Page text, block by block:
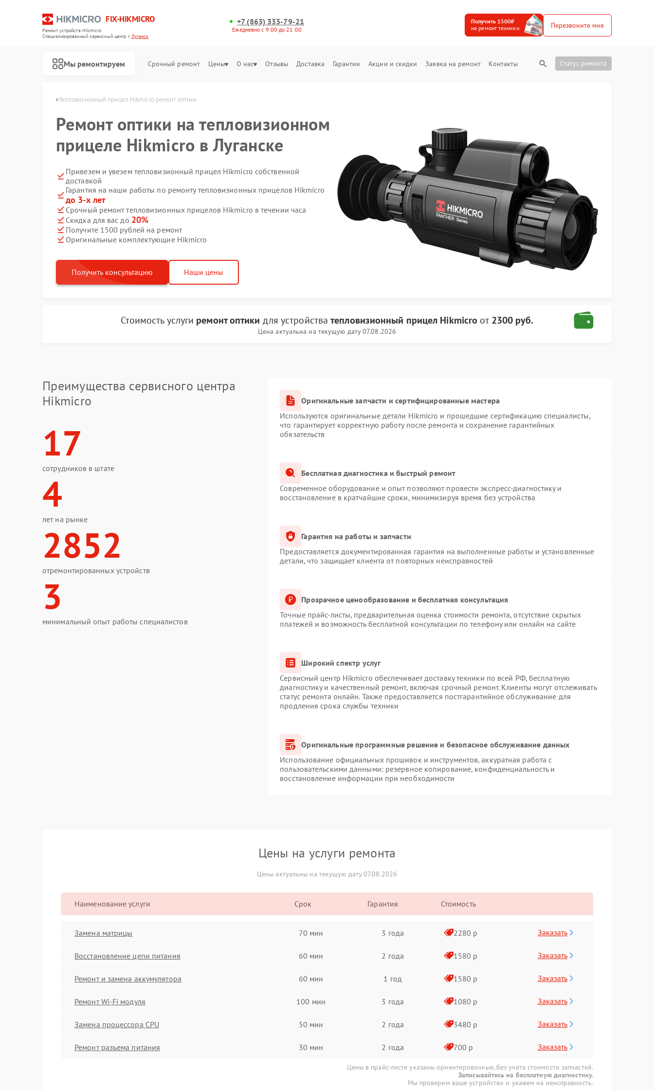
FIX-HIKMICRO
Ремонт устройств Hikmicro
Специализированный cервисный центр г.Луганск
+7 (863) 333-79-21
Ежедневно с 9:00 до 21:00
Получить 1500₽
на ремонт техники
Перезвоните мне
Мы ремонтируем Срочный ремонт Цены О нас Отзывы Доставка Гарантии Акции и скидки Заявка на ремонт Контакты Статус ремонта
Тепловизионный прицел Hikmicro ремонт оптики
Ремонт оптики на тепловизионном
прицеле Hikmicro в Луганске
Привезем и увезем тепловизионный прицел Hikmicro собственной
доставкой
Гарантия на наши работы по ремонту тепловизионных прицелов Hikmicro
до 3-х лет
Срочный ремонт тепловизионных прицелов Hikmicro в течении часа
Скидка для вас до 20%
Получите 1500 рублей на ремонт
Оригинальные комплектующие Hikmicro
Получить консультацию Наши цены
Стоимость услуги ремонт оптики для устройстватепловизионный прицел Hikmicro от 2300 руб.
Цена актуальна на текущую дату 07.08.2026
Преимущества сервисного центра
Hikmicro
17
сотрудников в штате
4
лет на рынке
2852
отремонтированных устройств
3
минимальный опыт работы специалистов
Оригинальные запчасти и сертифицированные мастера
Используются оригинальные детали Hikmicro и прошедшие сертификацию специалисты,
что гарантирует корректную работу после ремонта и сохранение гарантийных
обязательств
Бесплатная диагностика и быстрый ремонт
Современное оборудование и опыт позволяют провести экспресс-диагностику и
восстановление в кратчайшие сроки, минимизируя время без устройства
Гарантия на работы и запчасти
Предоставляется документированная гарантия на выполненные работы и установленные
детали, что защищает клиента от повторных неисправностей
Прозрачное ценообразование и бесплатная консультация
Точные прайс-листы, предварительная оценка стоимости ремонта, отсутствие скрытых
платежей и возможность бесплатной консультации по телефону или онлайн на сайте
Широкий спектр услуг
Сервисный центр Hikmicro обеспечивает доставку техники по всей РФ, бесплатную
диагностику и качественный ремонт, включая срочный ремонт. Клиенты могут отслеживать
статус ремонта онлайн. Также предоставляется постгарантийное обслуживание для
продления срока службы техники
Оригинальные программные решение и безопасное обслуживание данных
Использование официальных прошивок и инструментов, аккуратная работа с
пользовательскими данными: резервное копирование, конфиденциальность и
восстановление информации при необходимости
Цены на услуги ремонта
Цены актуальны на текущую дату 07.08.2026
Наименование услуги Срок Гарантия Стоимость
Замена матрицы 70 мин 3 года 2280 р Заказать
Восстановление цепи питания 60 мин 2 года 1580 р Заказать
Ремонт и замена аккумулятора 60 мин 1 год 1580 р Заказать
Ремонт Wi-Fi модуля 100 мин 3 года 1080 р Заказать
Замена процессора CPU 50 мин 2 года 3480 р Заказать
Ремонт разъема питания 30 мин 2 года 700 р Заказать
Цены в прайс-листе указаны ориентировочные, без учета стоимости запчастей.
Записывайтесь на бесплатную диагностику.
Мы проверим ваше устройство и укажем на неисправность.